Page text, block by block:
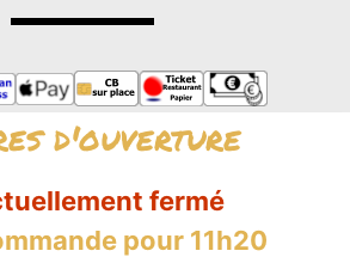
d'ouverture
fermé
pour 11h20